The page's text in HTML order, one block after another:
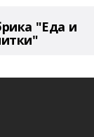
"Еда и